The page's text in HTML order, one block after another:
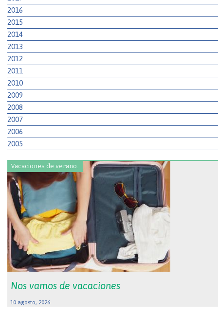
2016
2015
2014
2013
2012
2011
2010
2009
2008
2007
2006
2005
Vacaciones de verano.
Nos vamos de vacaciones
10 agosto, 2026